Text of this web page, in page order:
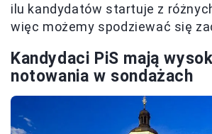
ilu kandydatów startuje z
więc możemy spodziewać się
Kandydaci PiS mają
notowania w sondażach